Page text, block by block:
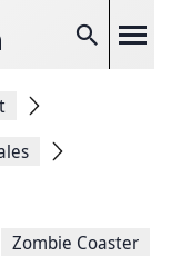
Suche
Zombie Coaster